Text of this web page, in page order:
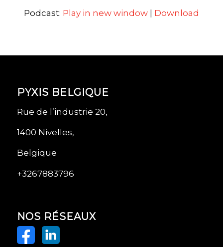
Podcast: Play in new window| Download
PYXIS BELGIQUE
Rue de l’industrie 20,
1400 Nivelles,
Belgique
+3267883796
NOS RÉSEAUX